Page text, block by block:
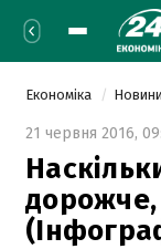
Економіка
21 червня 2016,
дорожче,